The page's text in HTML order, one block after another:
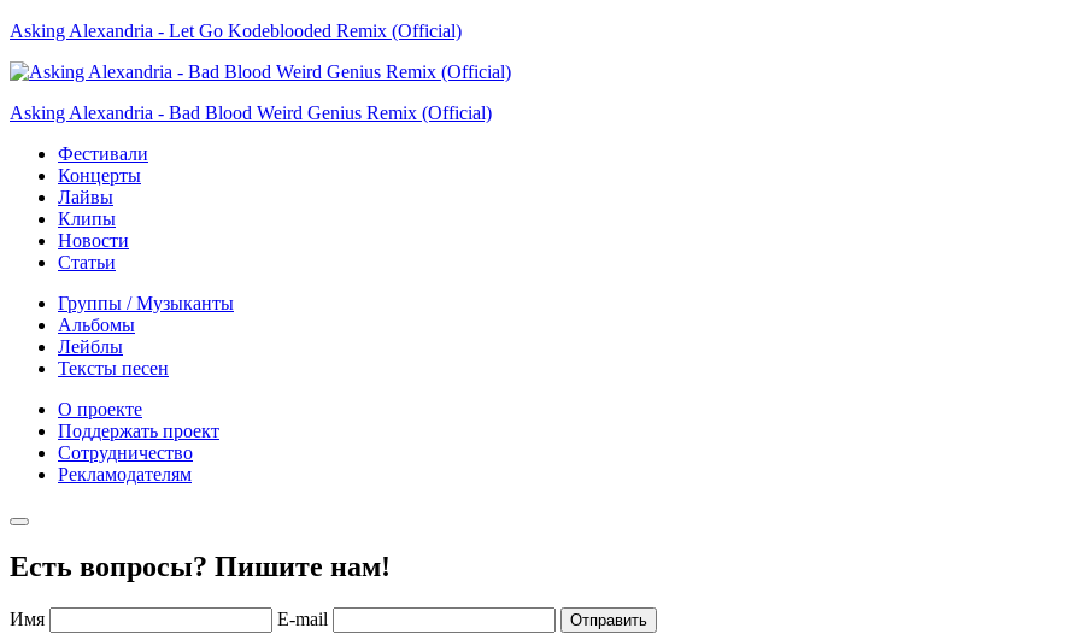
Asking Alexandria - Let Go Kodeblooded Remix (Official)
Asking Alexandria - Bad Blood Weird Genius Remix (Official)
Фестивали
Концерты
Лайвы
Клипы
Новости
Статьи
Группы / Музыканты
Альбомы
Лейблы
Тексты песен
О проекте
Поддержать проект
Сотрудничество
Рекламодателям
Есть вопросы? Пишите нам!
Имя E-mail